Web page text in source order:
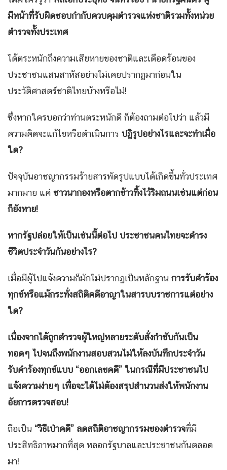
มีหน้าที่รับผิดชอบกำกับควบคุมตำรวจแห่งชาติรวมทั้งหน่วย
ตำรวจทั้งประเทศ
ได้ตระหนักถึงความเสียหายของชาติและเดือดร้อนของ
ประชาชนแสนสาหัสอย่างไม่เคยปรากฏมาก่อนใน
ประวัติศาสตร์ชาติไทยบ้างหรือไม่!
ซึ่งหากใครบอกว่าท่านตระหนักดี ก็ต้องถามต่อไปว่า แล้วมี
ความคิดจะแก้ไขหรือดำเนินการ ปฏิรูปอย่างไรและจะทำเมื่อ
ใด?
ปัจจุบันอาชญากรรมร้ายสารพัดรูปแบบได้เกิดขึ้นทั่วประเทศ
มากมาย แค่ ชาวนากองหรือตากข้าวทิ้งไว้ริมถนนเช่นแต่ก่อน
ก็ยังหาย!
หากรัฐปล่อยให้เป็นเช่นนี้ต่อไป ประชาชนคนไทยจะดำรง
ชีวิตประจำวันกันอย่างไร?
เมื่อมีผู้ไปแจ้งความก็มักไม่ปรากฏเป็นหลักฐาน การรับคำร้อง
ทุกข์หรือแม้กระทั่งสถิติคดีอาญาในสารบบราชการแต่อย่าง
ใด?
เนื่องจากได้ถูกตำรวจผู้ใหญ่หลายระดับสั่งกำชับกันเป็น
ทอดๆ ไปจนถึงพนักงานสอบสวนไม่ให้ลงบันทึกประจำวัน
รับคำร้องทุกข์แบบ “ออกเลขคดี” ในกรณีที่มีประชาชนไป
แจ้งความง่ายๆ เพื่อจะได้ไม่ต้องสรุปสำนวนส่งให้พนักงาน
อัยการตรวจสอบ!
ถือเป็น “วิธีเป่าคดี” ลดสถิติอาชญากรรมของตำรวจที่มี
ประสิทธิภาพมากที่สุด หลอกรัฐบาลและประชาชนกันตลอด
มา!